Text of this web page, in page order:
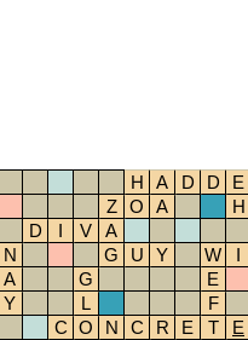
H A D D E
Z
O A H
D
I V A
N
G U Y W I
A
G
E
Y L F
C O N C R E T E